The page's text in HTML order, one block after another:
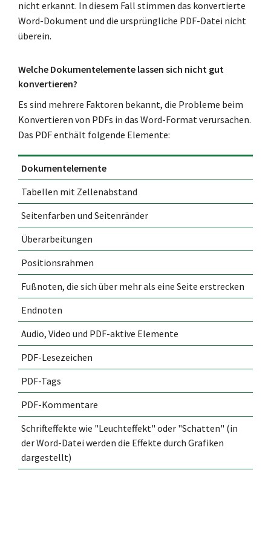
nicht erkannt. In diesem Fall stimmen das konvertierte
Word-Dokument und die ursprüngliche PDF-Datei nicht
überein.
Welche Dokumentelemente lassen sich nicht gut
konvertieren?
Es sind mehrere Faktoren bekannt, die Probleme beim
Konvertieren von PDFs in das Word-Format verursachen.
Das PDF enthält folgende Elemente:
Dokumentelemente
Tabellen mit Zellenabstand
Seitenfarben und Seitenränder
Überarbeitungen
Positionsrahmen
Fußnoten, die sich über mehr als eine Seite erstrecken
Endnoten
Audio, Video und PDF-aktive Elemente
PDF-Lesezeichen
PDF-Tags
PDF-Kommentare
Schrifteffekte wie "Leuchteffekt" oder "Schatten" (in
der Word-Datei werden die Effekte durch Grafiken
dargestellt)